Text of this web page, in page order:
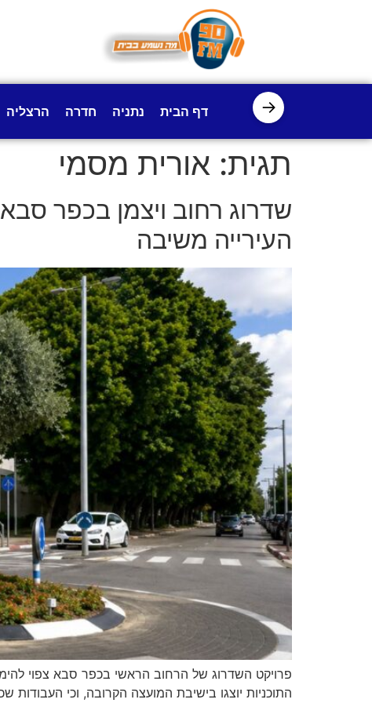
→ דף הבית נתניה חדרה הרצליה
תגית: אורית מסמי
שדרוג רחוב ויצמן בכפר
העירייה משיבה
פרויקט השדרוג של הרחוב הראשי בכפר סבא צפוי
התוכניות יוצגו בישיבת המועצה הקרובה, וכי העבודות